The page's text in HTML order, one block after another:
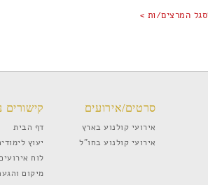
המרצים/ות >
סרטים/אירועים
אירועי קולנוע בארץ
אירועי קולנוע בחו”ל
קישורים
דף הבית
יעוץ
לוח
מיקום